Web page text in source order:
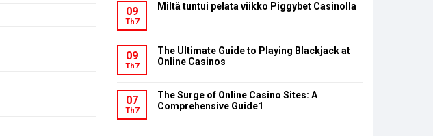
09
Th7
Miltä tuntui pelata viikko Piggybet Casinolla
09
Th7
The Ultimate Guide to Playing Blackjack at
Online Casinos
07
Th7
The Surge of Online Casino Sites: A
Comprehensive Guide1